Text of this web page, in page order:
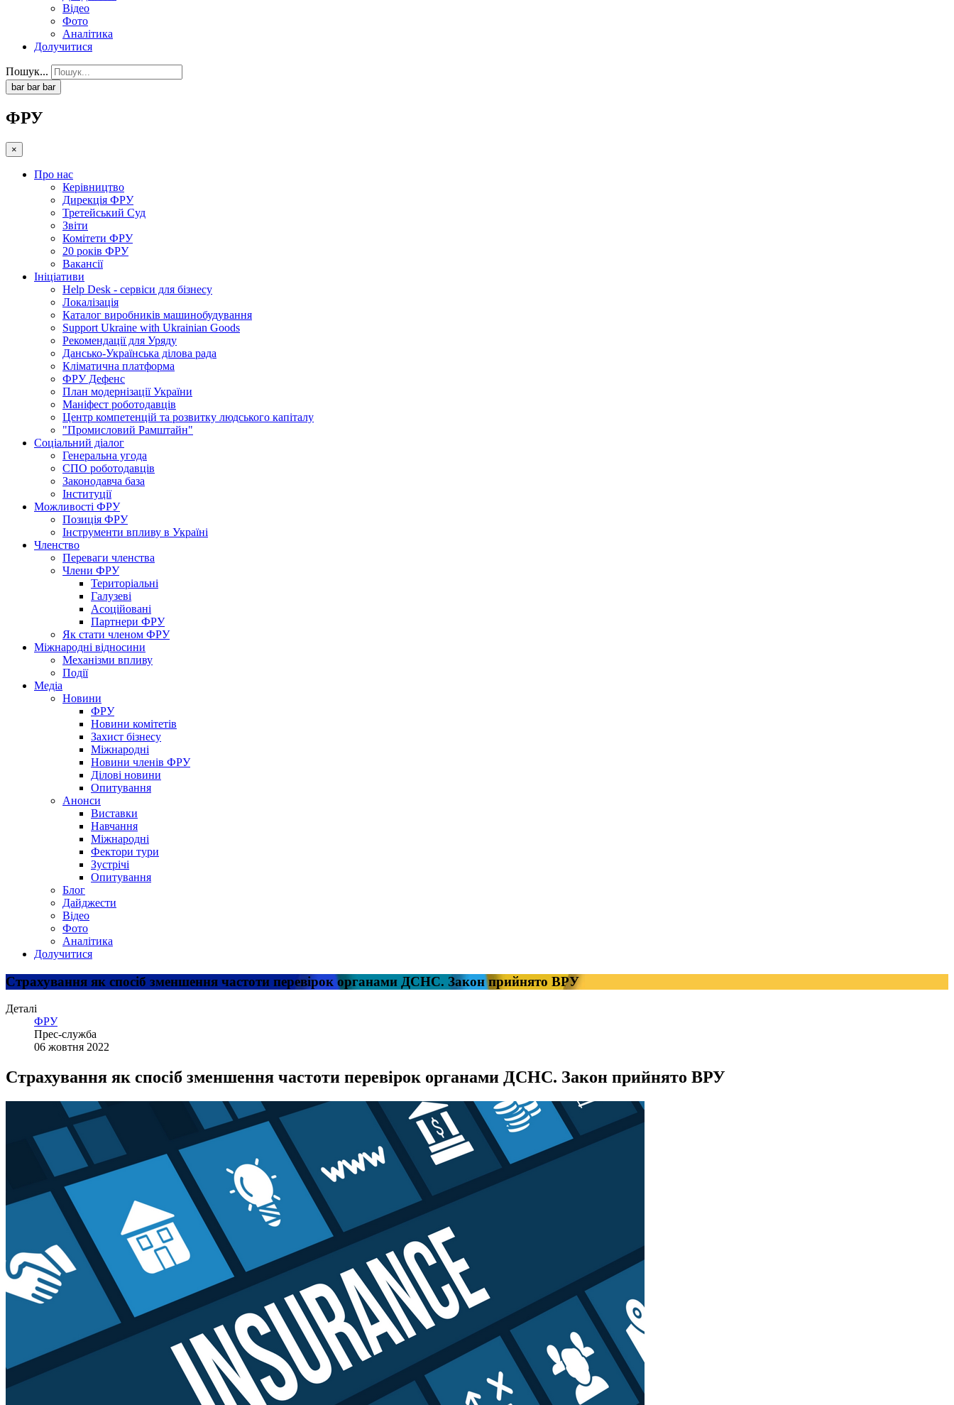
Відео
Фото
Аналітика
Долучитися
Пошук...
bar bar bar
ФРУ
×
Про нас
Керівництво
Дирекція ФРУ
Третейський Суд
Звіти
Комітети ФРУ
20 років ФРУ
Вакансії
Ініціативи
Help Desk - сервіси для бізнесу
Локалізація
Каталог виробників машинобудування
Support Ukraine with Ukrainian Goods
Рекомендації для Уряду
Дансько-Українська ділова рада
Кліматична платформа
ФРУ Дефенс
План модернізації України
Маніфест роботодавців
Центр компетенцій та розвитку людського капіталу
"Промисловий Рамштайн"
Соціальний діалог
Генеральна угода
СПО роботодавців
Законодавча база
Інституції
Можливості ФРУ
Позиція ФРУ
Інструменти впливу в Україні
Членство
Переваги членства
Члени ФРУ
Територіальні
Галузеві
Асоційовані
Партнери ФРУ
Як стати членом ФРУ
Міжнародні відносини
Механізми впливу
Події
Медіа
Новини
ФРУ
Новини комітетів
Захист бізнесу
Міжнародні
Новини членів ФРУ
Ділові новини
Опитування
Анонси
Виставки
Навчання
Міжнародні
Фектори тури
Зустрічі
Опитування
Блог
Дайджести
Відео
Фото
Аналітика
Долучитися
Страхування як спосіб зменшення частоти перевірок органами ДСНС. Закон прийнято ВРУ
Деталі
ФРУ
Прес-служба
06 жовтня 2022
Страхування як спосіб зменшення частоти перевірок органами ДСНС. Закон прийнято ВРУ